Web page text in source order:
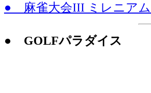
● 麻雀大会III ミレニア
● GOLFパラダイス